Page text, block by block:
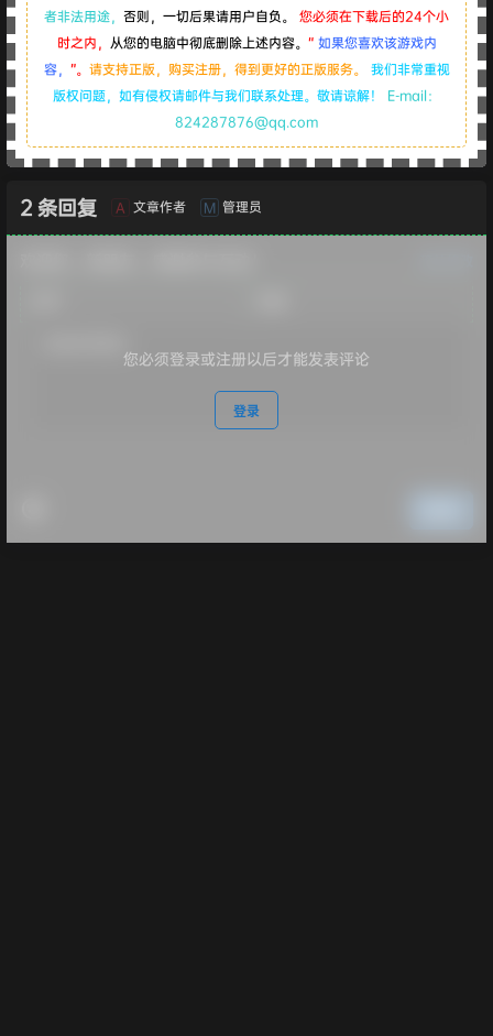
者非法用途， 否则，一切后果请用户自负。
您必须在下载后的24个小
时之内， 从您的电脑中彻底删除上述内容。 “如果您喜欢该游戏内
容， ”。 请支持正版，购买注册，得到更好的正版服务。 我们非常重视
版权问题，如有侵权请邮件与我们联系处理。敬请谅解！ E-mail：
824287876@qq.com
2 条回复 A 文章作者 M 管理员
您必须登录或注册以后才能发表评论
登录